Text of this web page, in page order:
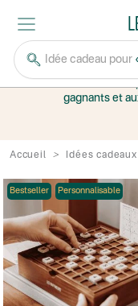
Idée cadeau pour
Jeux
gagnants et
Accueil Idées cadeaux
Bestseller Personnalisable